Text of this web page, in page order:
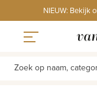
to
content
NIEUW: Bekijk
Zoek op naam,